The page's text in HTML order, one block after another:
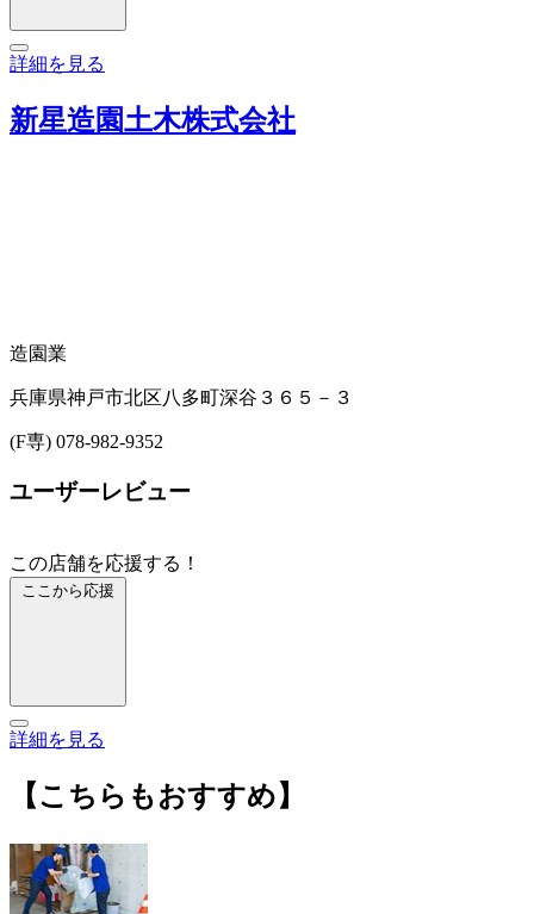
詳細を見る
新星造園土木株式会社
造園業
兵庫県神戸市北区八多町深谷３６５－３
(F専) 078-982-9352
ユーザーレビュー
この店舗を応援する！
ここから応援
詳細を見る
【こちらもおすすめ】